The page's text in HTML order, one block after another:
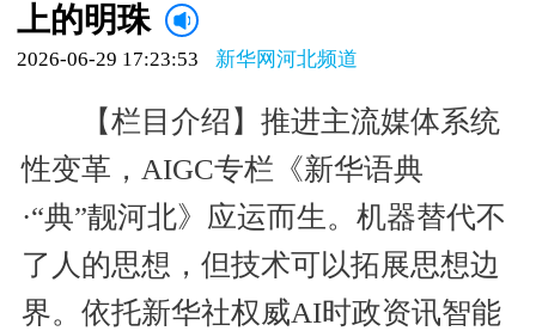
上的明珠
2026-06-29 17:23:53 新华网河北频道
【栏目介绍】推进主流媒体系统
性变革，AIGC专栏《新华语典
·“典”靓河北》应运而生。机器替代不
了人的思想，但技术可以拓展思想边
界。依托新华社权威AI时政资讯智能